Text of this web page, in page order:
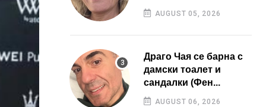
AUGUST 05, 2026
Драго Чая се барна с
дамски тоалет и
сандалки (Фен...
AUGUST 06, 2026